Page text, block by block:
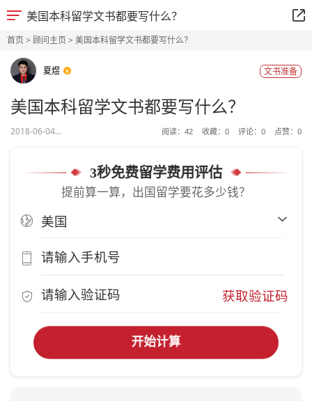
美国本科留学文书都要写什么？
首页> 顾问主页> 美国本科留学文书都要写什么？
夏煜 文书准备
美国本科留学文书都要写什么？
2018-06-04... 阅读： 42 收藏： 0 评论： 0 点赞： 0
3秒免费留学费用评估
提前算一算，出国留学要花多少钱？
获取验证码
开始计算